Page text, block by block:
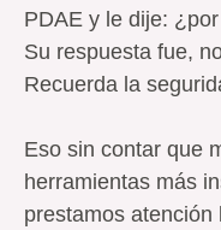
PDAE y le dije:
Su respuesta fue,
Recuerda la
Eso sin contar que
herramientas más
prestamos atención